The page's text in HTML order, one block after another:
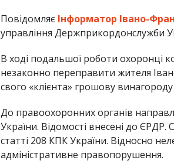
ПовідомляєІнформатор Івано-
управління Держприкордонслужби
В ході подальшої роботи охоронці
незаконно переправити жителя
свого «клієнта» грошову винагороду
До правоохоронних органів
України. Відомості внесені до
статті 208 КПК України. Відносно
адміністративне правопорушення.